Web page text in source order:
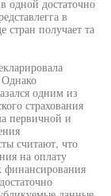
одной достаточно
в
стран получает та
одним из
страхования
первичной и
считают, что
на оплату